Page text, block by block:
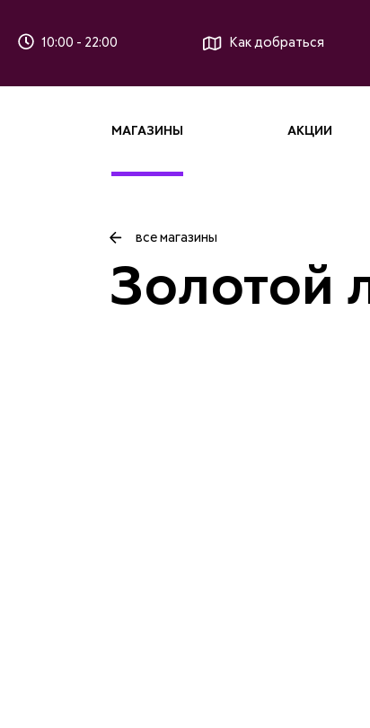
10:00 - 22:00 Как добраться
МАГАЗИНЫ АКЦИИ
все магазины
Золотой